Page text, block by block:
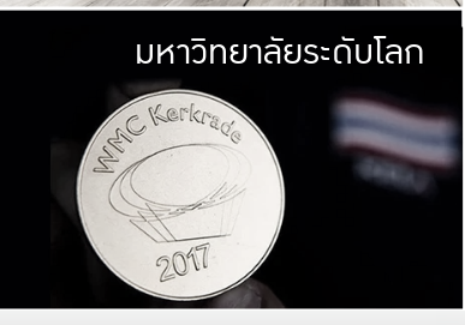
มหาวิทยา
พร้อมที่จ
และผลักดันในการใช้ระบบส
เพื่อการทำงานแ
มหาวิทยาลัยระดับโลก